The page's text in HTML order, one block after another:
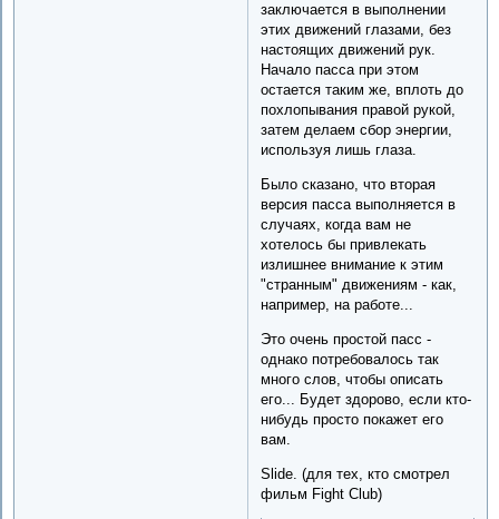
заключается в выполнении
этих движений глазами, без
настоящих движений рук.
Начало пасса при этом
остается таким же, вплоть до
похлопывания правой рукой,
затем делаем сбор энергии,
используя лишь глаза.
Было сказано, что вторая
версия пасса выполняется в
случаях, когда вам не
хотелось бы привлекать
излишнее внимание к этим
"странным" движениям - как,
например, на работе...
Это очень простой пасс -
однако потребовалось так
много слов, чтобы описать
его... Будет здорово, если кто-
нибудь просто покажет его
вам.
Slide. (для тех, кто смотрел
фильм Fight Club)